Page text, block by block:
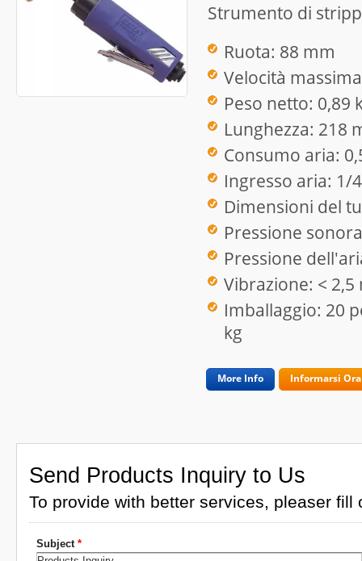
Strumento di
Ruota: 88 mm
Velocità
Peso netto: 0,89
Lunghezza: 218
Consumo aria:
Ingresso aria: 1/
Dimensioni del
Pressione
Pressione
Vibrazione: < 2,5
Imballaggio: 20
kg
More Info Informarsi Ora